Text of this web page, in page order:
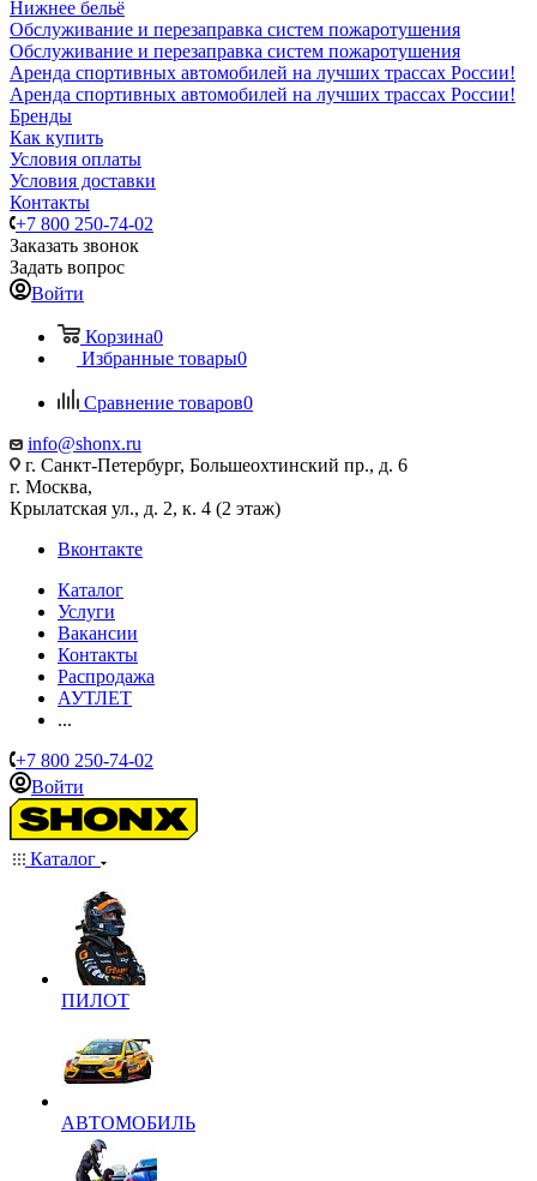
Нижнее бельё
Обслуживание и перезаправка систем пожаротушения
Обслуживание и перезаправка систем пожаротушения
Аренда спортивных автомобилей на лучших трассах России!
Аренда спортивных автомобилей на лучших трассах России!
Бренды
Как купить
Условия оплаты
Условия доставки
Контакты
+7 800 250-74-02
Заказать звонок
Задать вопрос
Войти
Корзина0
Избранные товары0
Сравнение товаров0
info@shonx.ru
г. Санкт-Петербург, Большеохтинский пр., д. 6
г. Москва,
Крылатская ул., д. 2, к. 4 (2 этаж)
Вконтакте
Каталог
Услуги
Вакансии
Контакты
Распродажа
АУТЛЕТ
...
+7 800 250-74-02
Войти
Каталог
ПИЛОТ
АВТОМОБИЛЬ